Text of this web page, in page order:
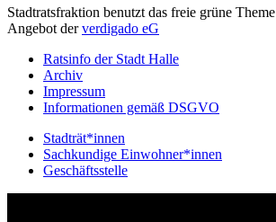
Stadtratsfraktion benutzt das freie grüne Theme
Angebot derverdigado eG
Ratsinfo der Stadt Halle
Archiv
Impressum
Informationen gemäß DSGVO
Stadträt*innen
Sachkundige Einwohner*innen
Geschäftsstelle